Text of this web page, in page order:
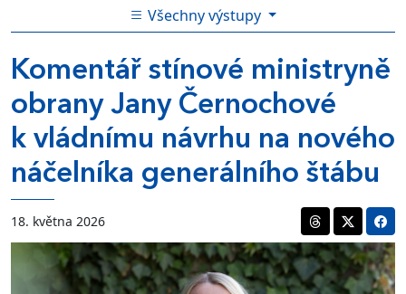
Všechny výstupy
Komentář stínové ministryně
obrany Jany Černochové
k vládnímu návrhu na nového
náčelníka generálního štábu
18. května 2026